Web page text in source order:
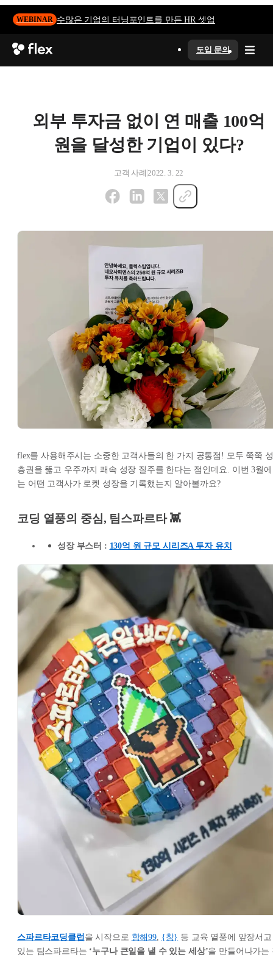
WEBINAR 수많은 기업의 터닝포인트를 만든 HR 셋업
도입 문의
외부 투자금 없이 연 매출 100억
원을 달성한 기업이 있다?
고객 사례 2022. 3. 22
flex를 사용해주시는 소중한 고객사들의 한 가지 공통점! 모두 쭉쭉 성
층권을 뚫고 우주까지 쾌속 성장 질주를 한다는 점인데요. 이번 3월에
는 어떤 고객사가 로켓 성장을 기록했는지 알아볼까요?
코딩 열풍의 중심, 팀스파르타 👾
성장 부스터 : 130억 원 규모 시리즈A 투자 유치
스파르타코딩클럽 을 시작으로 항해99, {창} 등 교육 열풍에 앞장서고
있는 팀스파르타는 ‘누구나 큰일을 낼 수 있는 세상’을 만들어나가는